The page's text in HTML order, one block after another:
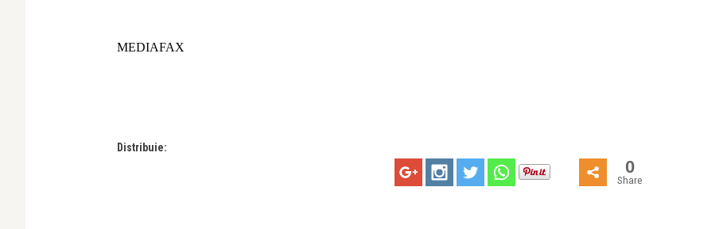
MEDIAFAX
Distribuie:
0
Share